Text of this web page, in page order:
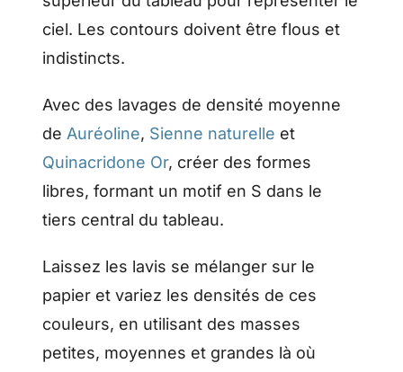
ciel. Les contours doivent être flous et
indistincts.
Avec des lavages de densité moyenne
de Auréoline, Sienne naturelle et
Quinacridone Or, créer des formes
libres, formant un motif en S dans le
tiers central du tableau.
Laissez les lavis se mélanger sur le
papier et variez les densités de ces
couleurs, en utilisant des masses
petites, moyennes et grandes là où